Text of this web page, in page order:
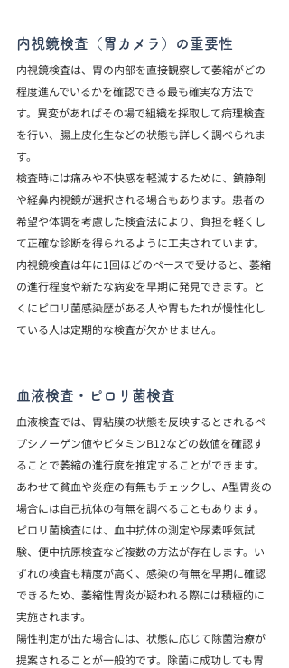
内視鏡検査（胃カメラ）の重要性
内視鏡検査は、胃の内部を直接観察して萎縮がどの
程度進んでいるかを確認できる最も確実な方法で
す。異変があればその場で組織を採取して病理検査
を行い、腸上皮化生などの状態も詳しく調べられま
す。
検査時には痛みや不快感を軽減するために、鎮静剤
や経鼻内視鏡が選択される場合もあります。患者の
希望や体調を考慮した検査法により、負担を軽くし
て正確な診断を得られるように工夫されています。
内視鏡検査は年に1回ほどのペースで受けると、萎縮
の進行程度や新たな病変を早期に発見できます。と
くにピロリ菌感染歴がある人や胃もたれが慢性化し
ている人は定期的な検査が欠かせません。
血液検査・ピロリ菌検査
血液検査では、胃粘膜の状態を反映するとされるペ
プシノーゲン値やビタミンB12などの数値を確認す
ることで萎縮の進行度を推定することができます。
あわせて貧血や炎症の有無もチェックし、A型胃炎の
場合には自己抗体の有無を調べることもあります。
ピロリ菌検査には、血中抗体の測定や尿素呼気試
験、便中抗原検査など複数の方法が存在します。い
ずれの検査も精度が高く、感染の有無を早期に確認
できるため、萎縮性胃炎が疑われる際には積極的に
実施されます。
陽性判定が出た場合には、状態に応じて除菌治療が
提案されることが一般的です。除菌に成功しても胃